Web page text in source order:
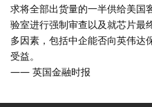
求将全部出货量的一半供给美国
验室进行强制审查以及就芯片最
多因素，包括中企能否向英伟达
受益。
—— 英国金融时报